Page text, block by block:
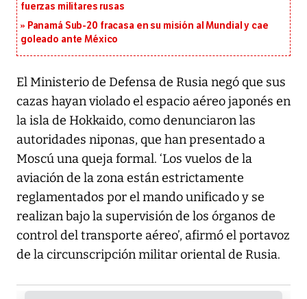
fuerzas militares rusas
Panamá Sub-20 fracasa en su misión al Mundial y cae
goleado ante México
El Ministerio de Defensa de Rusia negó que sus
cazas hayan violado el espacio aéreo japonés en
la isla de Hokkaido, como denunciaron las
autoridades niponas, que han presentado a
Moscú una queja formal. ‘Los vuelos de la
aviación de la zona están estrictamente
reglamentados por el mando unificado y se
realizan bajo la supervisión de los órganos de
control del transporte aéreo’, afirmó el portavoz
de la circunscripción militar oriental de Rusia.